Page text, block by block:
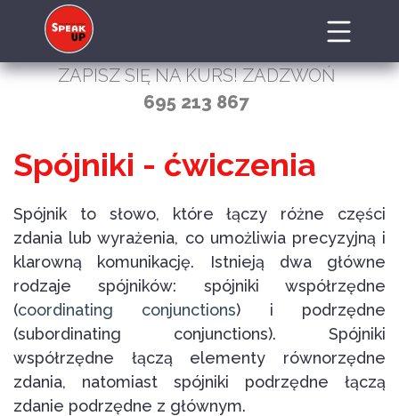
ZAPISZ SIĘ NA KURS! ZADZWOŃ
695 213 867
Spójniki - ćwiczenia
Spójnik to słowo, które łączy różne części
zdania lub wyrażenia, co umożliwia precyzyjną i
klarowną komunikację. Istnieją dwa główne
rodzaje spójników: spójniki współrzędne
(coordinating conjunctions) i podrzędne
(subordinating conjunctions). Spójniki
współrzędne łączą elementy równorzędne
zdania, natomiast spójniki podrzędne łączą
zdanie podrzędne z głównym.